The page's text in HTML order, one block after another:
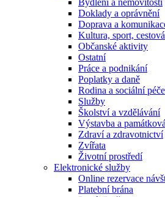
Bydlení a nemovitosti
Doklady a oprávnění
Doprava a
Kultura, sport,
Občanské aktivity
Ostatní
Práce a podnikání
Poplatky a daně
Rodina a sociální péče
Služby
Školství a vzdělávání
Výstavba a
Zdraví a zdravotnictví
Zvířata
Životní prostředí
Elektronické služby
Online rezervace
Platební brána